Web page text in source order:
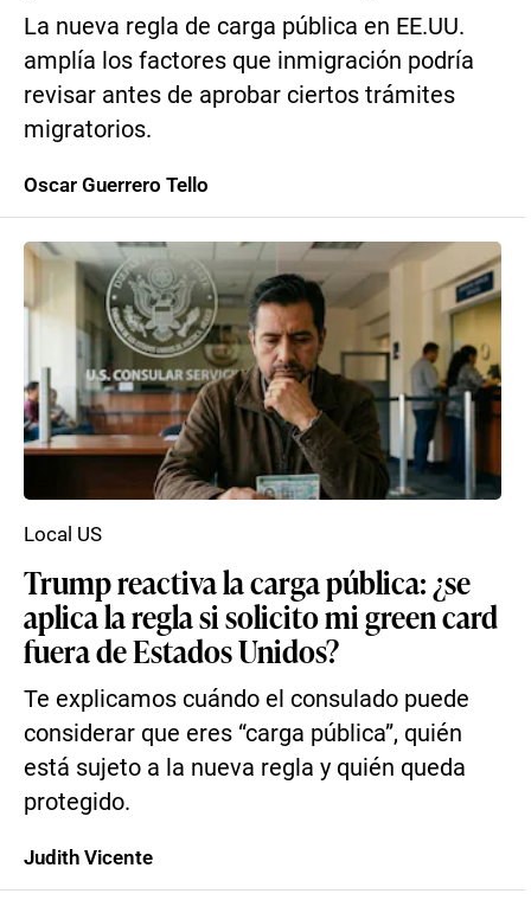
La nueva regla de carga pública en EE.UU.
amplía los factores que inmigración podría
revisar antes de aprobar ciertos trámites
migratorios.
Oscar Guerrero Tello
Trump reactiva la carga pública: ¿se
aplica la regla si solicito mi green card
fuera de Estados Unidos?
Te explicamos cuándo el consulado puede
considerar que eres “carga pública”, quién
está sujeto a la nueva regla y quién queda
protegido.
Local US
Judith Vicente